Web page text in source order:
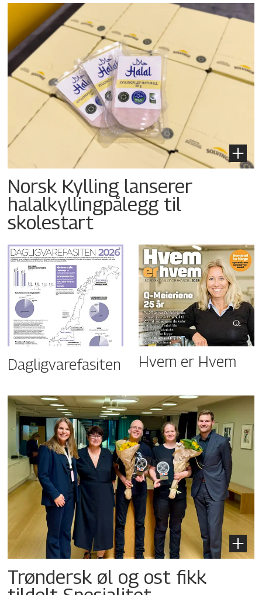
Norsk Kylling lanserer
halalkyllingpålegg til
skolestart
Dagligvarefasiten Hvem er Hvem
Trøndersk øl og ost fikk